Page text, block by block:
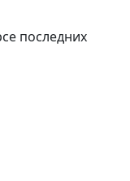
последних